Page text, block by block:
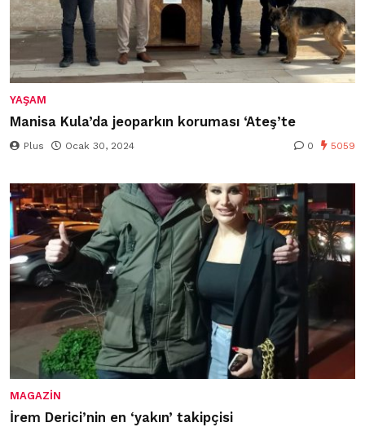
YAŞAM
Manisa Kula’da jeoparkın koruması ‘Ateş’te
Plus Ocak 30, 2024 0 5059
MAGAZIN
İrem Derici’nin en ‘yakın’ takipçisi